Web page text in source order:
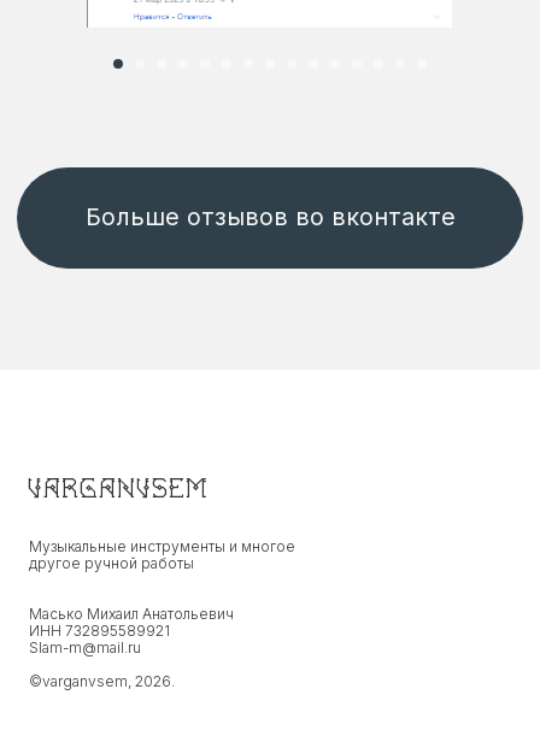
varganvsem
Музыкальные инструменты и многое
другое ручной работы
Масько Михаил Анатольевич
ИНН 732895589921
Slam-m@mail.ru
©varganvsem, 2026.